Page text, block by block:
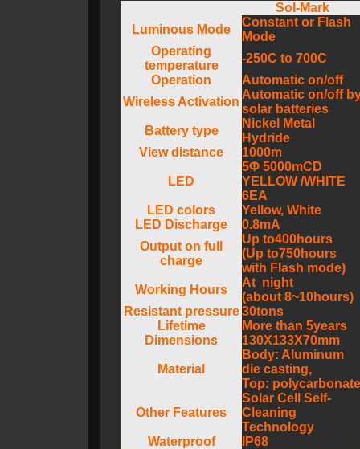
Sol-Mark
Luminous Mode
Constant or Flash
Mode
Operating
temperature
-250C to 700C
Operation
Automatic on/off
Wireless Activation
Automatic on/off
solar batteries
Battery type
Nickel Metal
Hydride
View distance
1000m
LED
5Φ 5000mCD
YELLOW /WHITE
6EA
LED colors
Yellow, White
LED Discharge
0.8mA
Output on full
charge
Up to400hours
(Up to750hours
with Flash mode)
Working Hours
At night
(about 8~10hours)
Resistant pressure 30tons
Lifetime
More than 5years
Dimensions
130X133X70mm
Material
Body: Aluminum
die casting,
Top: polycarbonate
Other Features
Solar Cell Self-
Cleaning
Technology
Waterproof
IP68